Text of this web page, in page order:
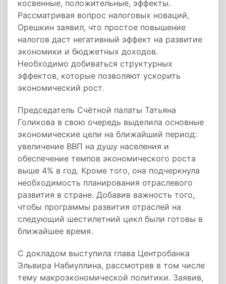
косвенные, положительные, эффекты.
Рассматривая вопрос налоговых новаций,
Орешкин заявил, что простое повышение
налогов даст негативный эффект на развитие
экономики и бюджетных доходов.
Необходимо добиваться структурных
эффектов, которые позволяют ускорить
экономический рост.
Председатель Счётной палаты Татьяна
Голикова в свою очередь выделила основные
экономические цели на ближайший период:
увеличение ВВП на душу населения и
обеспечение темпов экономического роста
выше 4% в год. Кроме того, она подчеркнула
необходимость планирования отраслевого
развития в стране. Добавив важность того,
чтобы программы развития отраслей на
следующий шестилетний цикл были готовы в
ближайшее время.
С докладом выступила глава Центробанка
Эльвира Набиуллина, рассмотрев в том числе
тему макроэкономической политики. Заявив,